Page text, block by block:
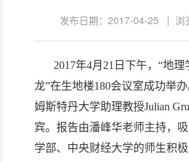
发布日期：2017-04-25 | 浏
2017年4月21日下午，“地理
龙”在生地楼180会议室成功举
姆斯特丹大学助理教授Julian
宾。报告由潘峰华老师主持，
学部、中央财经大学的师生积极